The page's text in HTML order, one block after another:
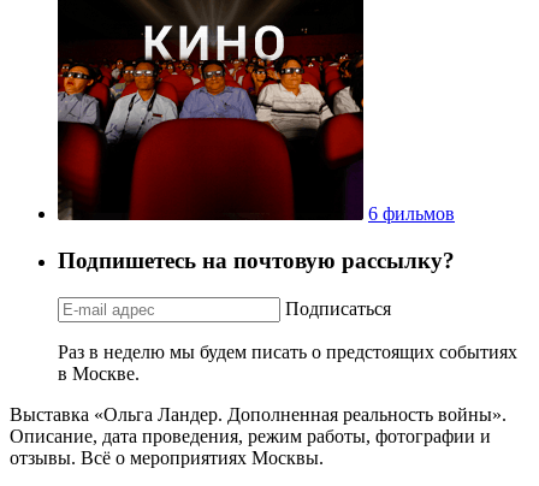
6 фильмов
Подпишетесь на почтовую рассылку?
Подписаться
Раз в неделю мы будем писать о предстоящих событиях
в Москве.
Выставка «Ольга Ландер. Дополненная реальность войны».
Описание, дата проведения, режим работы, фотографии и
отзывы. Всё о мероприятиях Москвы.